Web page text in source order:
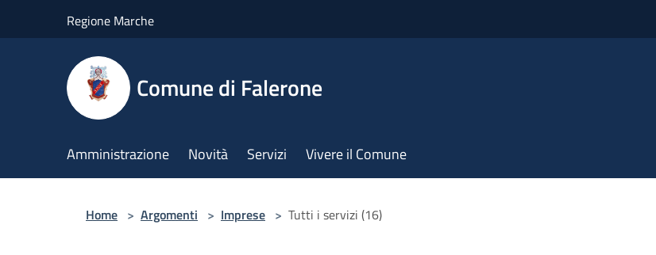
Regione Marche
Comune di Falerone
Amministrazione Novità Servizi Vivere il Comune
Home > Argomenti > Imprese > Tutti i servizi (16)